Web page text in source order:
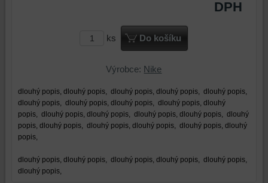
DPH
ks Do košíku
Výrobce: Nike
dlouhý popis, dlouhý popis, dlouhý popis, dlouhý popis,
dlouhý popis,
dlouhý popis,
dlouhý popis, dlouhý popis,
dlouhý popis, dlouhý
popis,
dlouhý popis, dlouhý popis, dlouhý popis, dlouhý popis,
dlouhý
popis, dlouhý popis,
dlouhý popis, dlouhý popis,
dlouhý popis, dlouhý
popis,
dlouhý popis, dlouhý popis, dlouhý popis, dlouhý popis,
dlouhý popis,
dlouhý popis,